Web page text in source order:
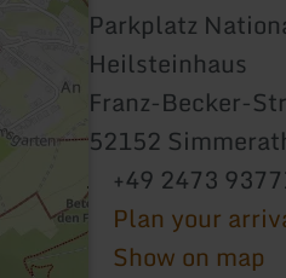
Parkplatz
Heilsteinhaus
Franz-Becker-
52152
+49 2473
Plan your
Show on map